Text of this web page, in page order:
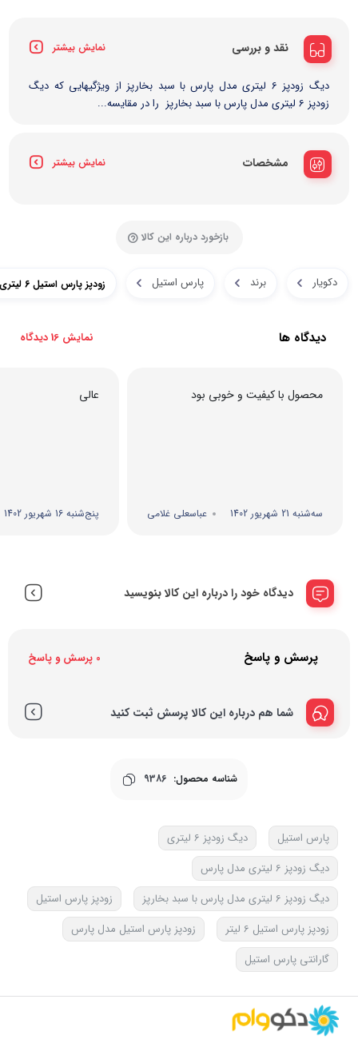
نقد و بررسی نمایش بیشتر
دیگ زودپز 6 لیتری مدل پارس با سبد بخارپز از ویژگیهایی که دیگ
زودپز 6 لیتری مدل پارس با سبد بخارپز را در مقایسه...
مشخصات نمایش بیشتر
بازخورد درباره این کالا
دکویار برند پارس استیل زودپز پارس استیل 6 لیتری مدل پارس با سبد بخارپز
دیدگاه ها نمایش 16 دیدگاه
محصول با کیفیت و خوبی بود
سه‌شنبه 21 شهریور 1402 عباسعلی غلامی
عالی
پنج‌شنبه 16 شهریور 1402
دیدگاه خود را درباره این کالا بنویسید
پرسش و پاسخ 0 پرسش و پاسخ
شما هم درباره این کالا پرسش ثبت کنید
شناسه محصول: 9386
پارس استیل
دیگ زودپز 6 لیتری
دیگ زودپز 6 لیتری مدل پارس
دیگ زودپز 6 لیتری مدل پارس با سبد بخارپز
زودپز پارس استیل
زودپز پارس استیل 6 لیتر
زودپز پارس استیل مدل پارس
گارانتی پارس استیل